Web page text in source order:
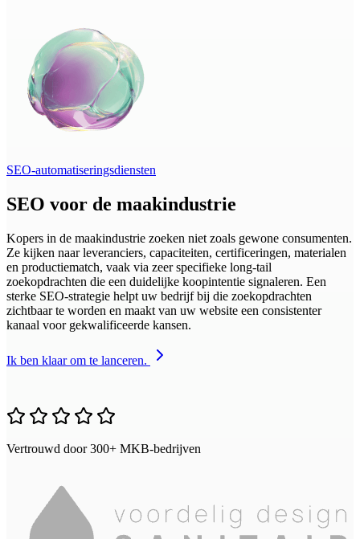
SEO-automatiseringsdiensten
SEO voor de maakindustrie
Kopers in de maakindustrie zoeken niet zoals gewone consumenten.
Ze kijken naar leveranciers, capaciteiten, certificeringen, materialen
en productiematch, vaak via zeer specifieke long-tail
zoekopdrachten die een duidelijke koopintentie signaleren. Een
sterke SEO-strategie helpt uw bedrijf bij die zoekopdrachten
zichtbaar te worden en maakt van uw website een consistenter
kanaal voor gekwalificeerde kansen.
Ik ben klaar om te lanceren.
Vertrouwd door 300+ MKB-bedrijven